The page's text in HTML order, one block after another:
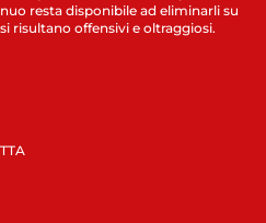
resta disponibile ad eliminarli su
risultano offensivi e oltraggiosi.